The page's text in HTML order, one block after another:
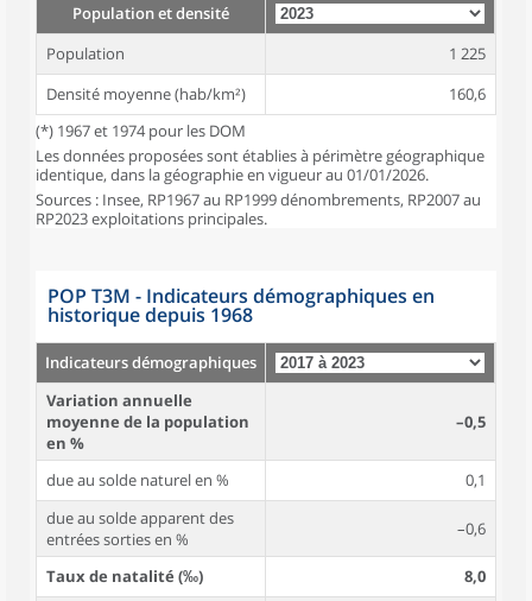
Population et densité
Population
1 225
Densité moyenne (hab/km²)
160,6
(*) 1967 et 1974 pour les DOM
Les données proposées sont établies à périmètre géographique
identique, dans la géographie en vigueur au 01/01/2026.
Sources : Insee, RP1967 au RP1999 dénombrements, RP2007 au
RP2023 exploitations principales.
POP T3M - Indicateurs démographiques en
historique depuis 1968
Indicateurs démographiques
Variation annuelle
moyenne de la population
en %
–0,5
due au solde naturel en %
0,1
due au solde apparent des
entrées sorties en %
–0,6
Taux de natalité (‰)
8,0